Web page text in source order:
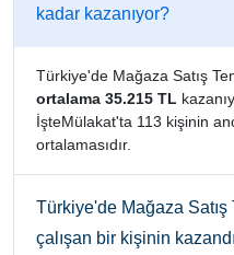
kadar kazanıyor?
Türkiye'de Mağaza Satış
ortalama 35.215 TL
İşteMülakat'ta 113 kişinin
ortalamasıdır.
Türkiye'de Mağaza
çalışan bir kişinin